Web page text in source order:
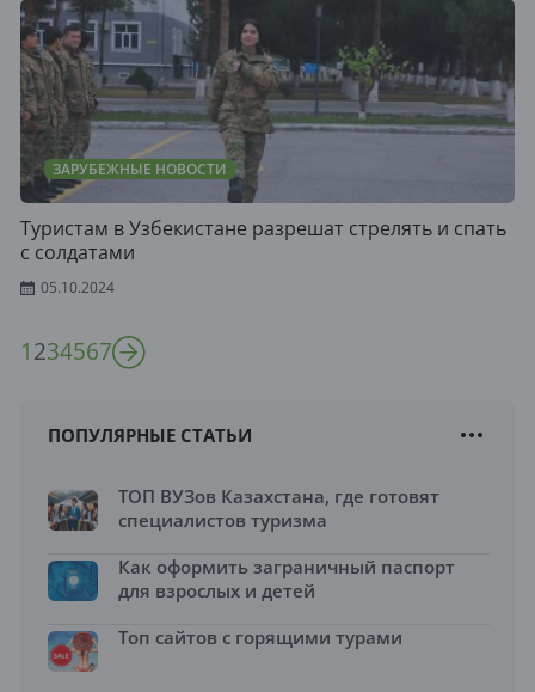
ЗАРУБЕЖНЫЕ НОВОСТИ
Туристам в Узбекистане разрешат стрелять и спать
с солдатами
05.10.2024
1234567
ПОПУЛЯРНЫЕ СТАТЬИ
ТОП ВУЗов Казахстана, где готовят
специалистов туризма
Как оформить заграничный паспорт
для взрослых и детей
Топ сайтов с горящими турами